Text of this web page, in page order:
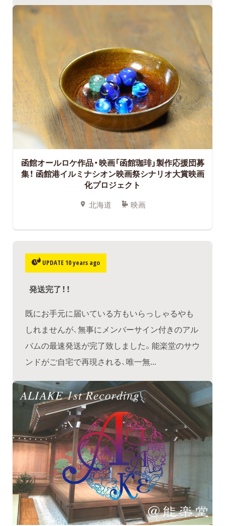
函館オールロケ作品・映画「函館珈琲」製作応援団募
集！ 函館港イルミナシオン映画祭シナリオ大賞映画
化プロジェクト
北海道 映画
UPDATE 10 years ago
発送完了！！
既にお手元に届いている方もいらっしゃるやも
しれませんが、無事にメンバーサイン付きのアル
バムの最速発送が完了致しました。能楽堂のサウ
ンドがご自宅で再現される、唯一無...